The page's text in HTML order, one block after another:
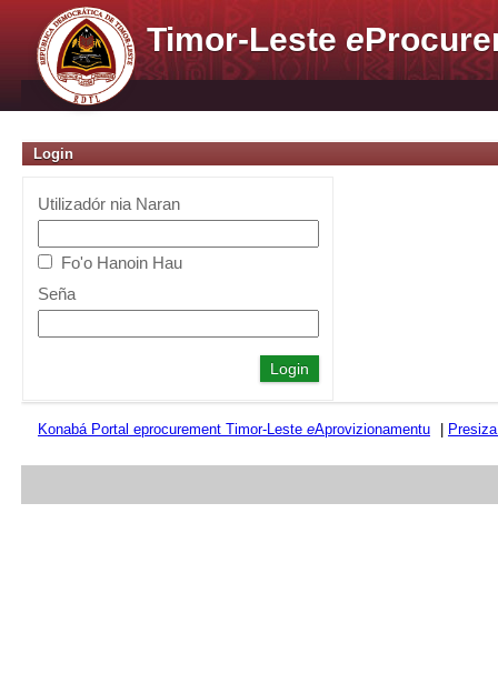
Timor-Lestee
Login
Utilizadór nia Naran
Fo'o Hanoin Hau
Seña
Konabá Portal eprocurement Timor-Leste eAprovizionamentu